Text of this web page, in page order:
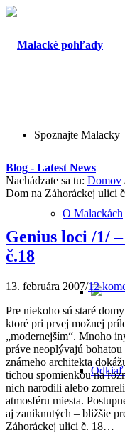
Spoznajte Malacky
O Malackách
Odkiaľ
Blog - Latest News
Nachádzate sa tu: Domov
Dom na Záhoráckej ulici
Genius loci /1/
č.18
13. februára 2007/12
Pre niekoho sú staré
ktoré pri prvej možnej
„modernejším“. Mnoho
práve neoplývajú
známeho architekta
tichou spomienkou na
nich narodili alebo
atmosféru miesta.
aj zaniknutých – bližšie
Záhoráckej ulici č. 18…